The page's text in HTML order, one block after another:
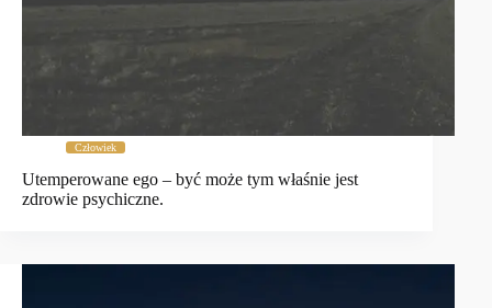
Człowiek
Utemperowane ego – być może tym właśnie jest
zdrowie psychiczne.